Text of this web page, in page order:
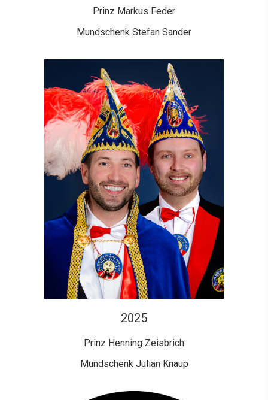
Prinz Markus Feder
Mundschenk Stefan Sander
2025
Prinz Henning Zeisbrich
Mundschenk Julian Knaup